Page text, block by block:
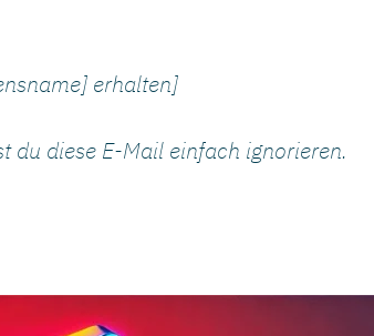
erhalten]
du diese E-Mail einfach ignorieren.